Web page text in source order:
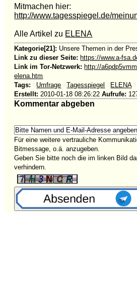
Mitmachen hier:
http://www.tagesspiegel.de/
Alle Artikel zu ELENA
Kategorie[21]: Unsere Themen in der
Link zu dieser Seite: https://www.a-
Link im Tor-Netzwerk: http://
elena.htm
Tags:
Umfrage #Tagesspiegel ELENA
Erstellt: 2010-01-18 08:26:22 Aufrufe:
Kommentar abgeben
Für eine weitere vertrauliche
Bitmessage, o.ä. anzugeben.
Geben Sie bitte noch die im linken Bild
verhindern.